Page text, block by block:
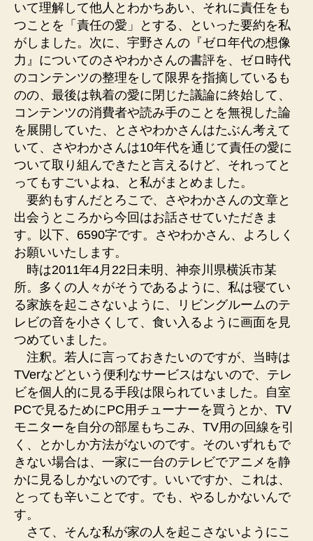
いて理解して他人とわかちあい、それに責任をも
つことを「責任の愛」とする、といった要約を私
がしました。次に、宇野さんの『ゼロ年代の想像
力』についてのさやわかさんの書評を、ゼロ時代
のコンテンツの整理をして限界を指摘しているも
のの、最後は執着の愛に閉じた議論に終始して、
コンテンツの消費者や読み手のことを無視した論
を展開していた、とさやわかさんはたぶん考えて
いて、さやわかさんは10年代を通じて責任の愛に
ついて取り組んできたと言えるけど、それってと
ってもすごいよね、と私がまとめました。
要約もすんだとろこで、さやわかさんの文章と
出会うところから今回はお話させていただきま
す。以下、6590字です。さやわかさん、よろしく
お願いいたします。
時は2011年4月22日未明、神奈川県横浜市某
所。多くの人々がそうであるように、私は寝てい
る家族を起こさないように、リビングルームのテ
レビの音を小さくして、食い入るように画面を見
つめていました。
注釈。若人に言っておきたいのですが、当時は
TVerなどという便利なサービスはないので、テレ
ビを個人的に見る手段は限られていました。自室
PCで見るためにPC用チューナーを買うとか、TV
モニターを自分の部屋もちこみ、TV用の回線を引
く、とかしか方法がないのです。そのいずれもで
きない場合は、一家に一台のテレビでアニメを静
かに見るしかないのです。いいですか、これは、
とっても辛いことです。でも、やるしかないんで
す。
さて、そんな私が家の人を起こさないようにこ